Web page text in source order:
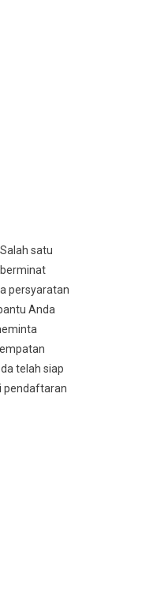
satu
persyaratan
Anda
telah siap
pendaftaran